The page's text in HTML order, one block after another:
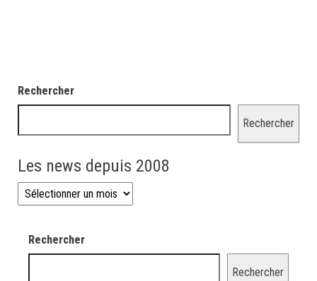
Rechercher
Rechercher
Les news depuis 2008
Les news depuis 2008
Rechercher
Rechercher